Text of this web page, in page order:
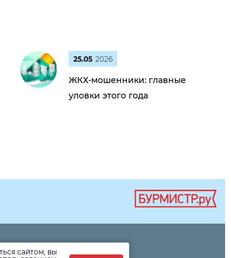
25.05 2026
ЖКХ-мошенники: главные
уловки этого года
сайтом, вы